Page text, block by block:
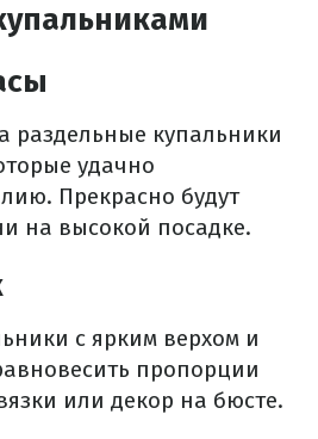
раздельные купальники
удачно
Прекрасно будут
на высокой посадке.
с ярким верхом и
пропорции
или декор на бюсте.